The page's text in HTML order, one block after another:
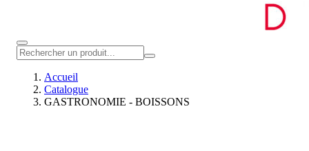
Accueil
Catalogue
GASTRONOMIE - BOISSONS